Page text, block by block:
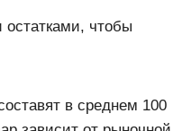
чтобы
в среднем 100